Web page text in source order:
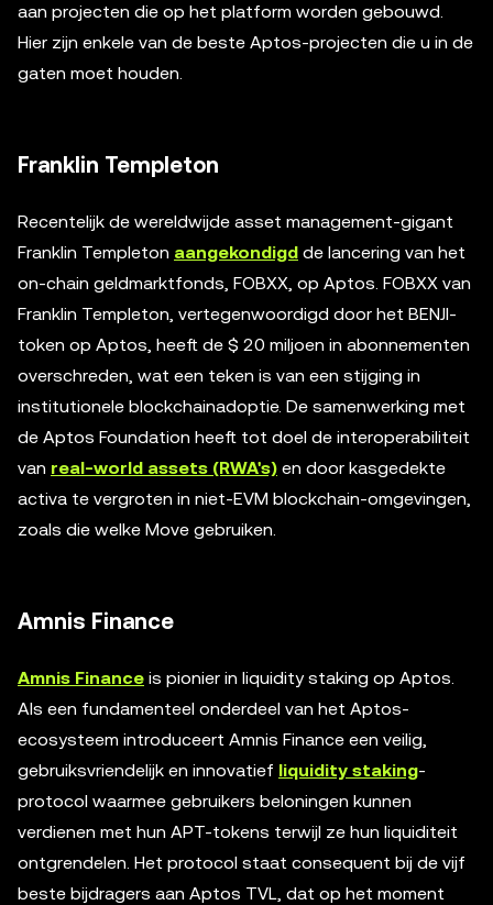
aan projecten die op het platform worden gebouwd.
Hier zijn enkele van de beste Aptos-projecten die u in de
gaten moet houden.
Franklin Templeton
Recentelijk de wereldwijde asset management-gigant
Franklin Templeton aangekondigd de lancering van het
on-chain geldmarktfonds, FOBXX, op Aptos. FOBXX van
Franklin Templeton, vertegenwoordigd door het BENJI-
token op Aptos, heeft de $ 20 miljoen in abonnementen
overschreden, wat een teken is van een stijging in
institutionele blockchainadoptie. De samenwerking met
de Aptos Foundation heeft tot doel de interoperabiliteit
van real-world assets (RWA's) en door kasgedekte
activa te vergroten in niet-EVM blockchain-omgevingen,
zoals die welke Move gebruiken.
Amnis Finance
Amnis Finance is pionier in liquidity staking op Aptos.
Als een fundamenteel onderdeel van het Aptos-
ecosysteem introduceert Amnis Finance een veilig,
gebruiksvriendelijk en innovatief liquidity staking-
protocol waarmee gebruikers beloningen kunnen
verdienen met hun APT-tokens terwijl ze hun liquiditeit
ontgrendelen. Het protocol staat consequent bij de vijf
beste bijdragers aan Aptos TVL, dat op het moment